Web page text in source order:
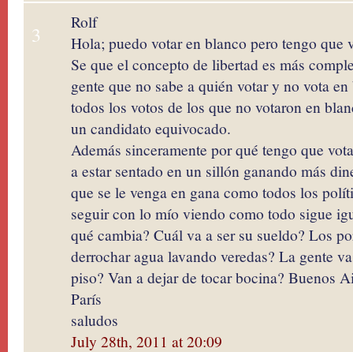
3
Rolf
Hola; puedo votar en blanco pero tengo que
Se que el concepto de libertad es más
gente que no sabe a quién votar y no vota
todos los votos de los que no votaron en
un candidato equivocado.
Además sinceramente por qué tengo que
a estar sentado en un sillón ganando más
que se le venga en gana como todos los
seguir con lo mío viendo como todo sigue
qué cambia? Cuál va a ser su sueldo? Los
derrochar agua lavando veredas? La gente
piso? Van a dejar de tocar bocina? Buenos
París
saludos
July 28th, 2011 at 20:09